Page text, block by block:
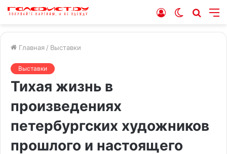
Switch
Войти
Главная / Выставки
Выставки
Тихая жизнь в
произведениях
петербургских художников
прошлого и настоящего